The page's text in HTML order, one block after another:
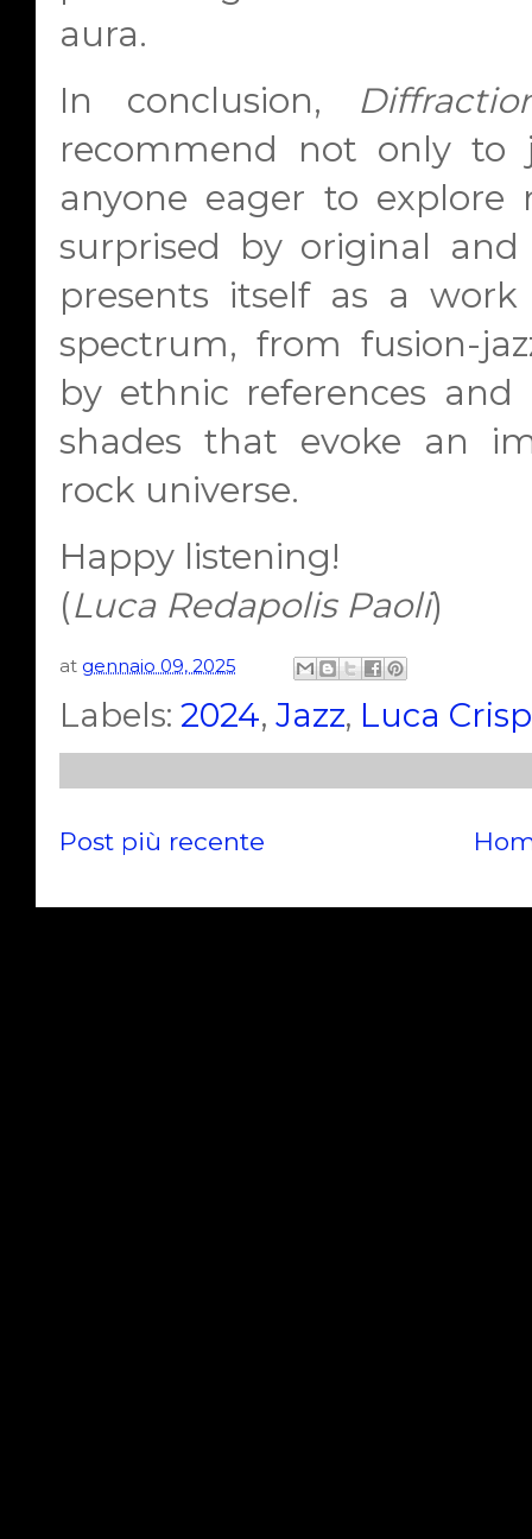
aura.
In conclusion,
recommend not only to
anyone eager to explore
surprised by original
presents itself as a
spectrum, from fusion-
by ethnic references
shades that evoke an
rock universe.
Happy listening!
(Luca Redapolis Paoli)
at gennaio 09, 2025
Labels: 2024, Jazz, Luca
Post più recente